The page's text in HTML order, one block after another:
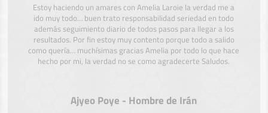
Estoy haciendo un amares con Amelia Laroie la verdad me a
ido muy todo… buen trato responsabilidad seriedad en todo
además seguimiento diario de todos pasos para llegar a los
resultados. Por fin estoy muy contento porque todo a salido
como quería… muchísimas gracias Amelia por todo lo que hace
hecho por mi, la verdad no se como agradecerte Saludos.
Ajyeo Poye - Hombre de Irán